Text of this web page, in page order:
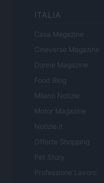
ITALIA
Casa Magazine
Cineverse Magazine
Donne Magazine
Food Blog
Milano Notizie
Motor Magazine
Notizie.it
Offerte Shopping
Pet Story
Professione Lavoro